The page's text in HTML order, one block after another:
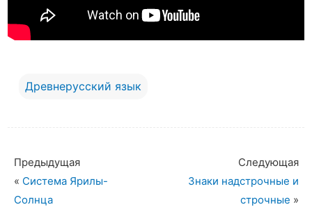
Древнерусский язык
Предыдущая
« Система Ярилы-
Солнца
Следующая
Знаки надстрочные и
строчные »